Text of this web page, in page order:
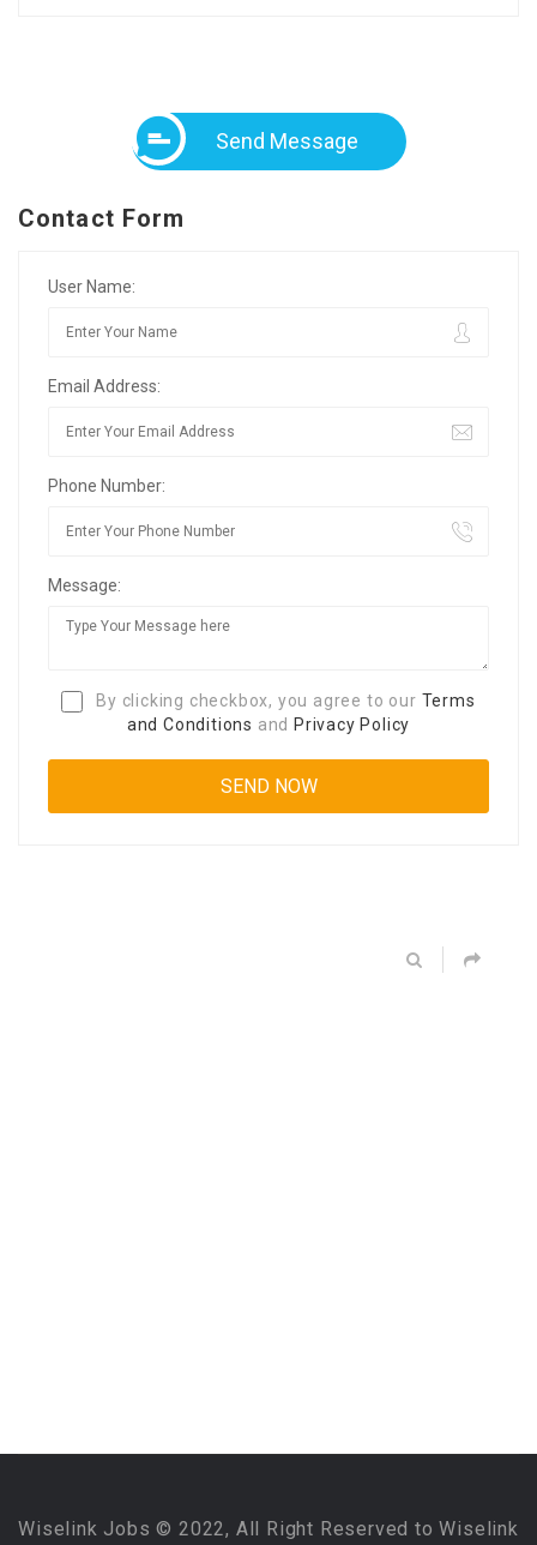
Send Message
Contact Form
User Name:
Email Address:
Phone Number:
Message:
By clicking checkbox, you agree to our Terms
and Conditions and Privacy Policy
Wiselink Jobs © 2022, All Right Reserved to Wiselink